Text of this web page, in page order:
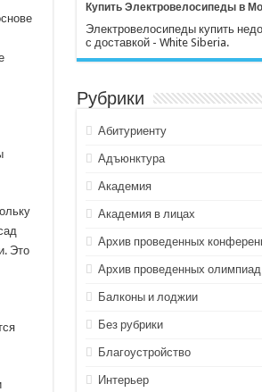
Это
Купить Электровелосипеды в
Электровелосипеды купить
с доставкой - White Siberia.
Рубрики
Абитуриенту
Адъюнктура
Академия
Академия в лицах
Архив проведенных
Архив проведенных олимпиад
Балконы и лоджии
Без рубрики
Благоустройство
Интерьер